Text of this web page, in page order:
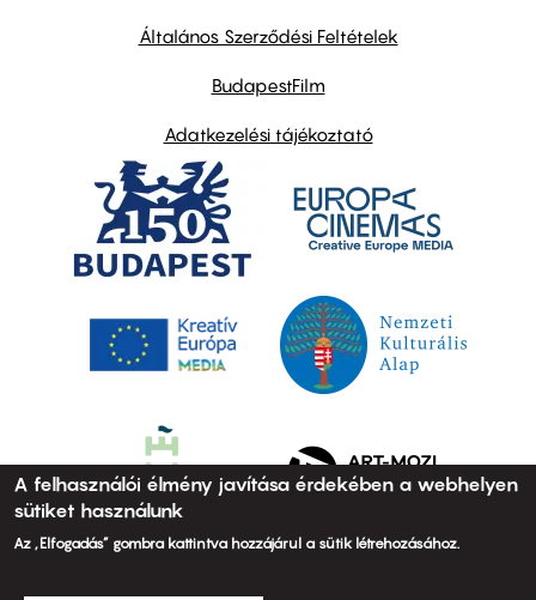
Általános Szerződési Feltételek
BudapestFilm
Adatkezelési tájékoztató
A felhasználói élmény javítása érdekében a webhelyen
sütiket használunk
Az „Elfogadás” gombra kattintva hozzájárul a sütik létrehozásához.